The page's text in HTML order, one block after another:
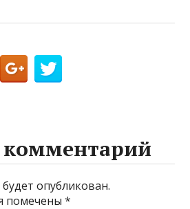
комментарий
опубликован.
помечены*